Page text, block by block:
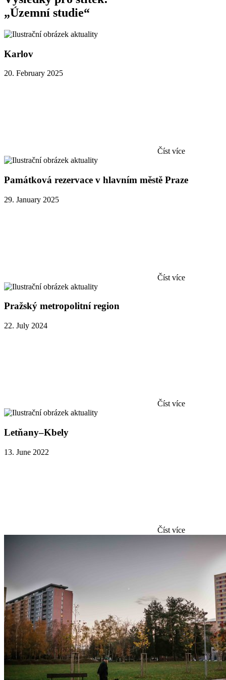
„Územní studie“
Karlov
20. February 2025
Číst více
Památková rezervace v hlavním městě Praze
29. January 2025
Číst více
Pražský metropolitní region
22. July 2024
Číst více
Letňany–Kbely
13. June 2022
Číst více